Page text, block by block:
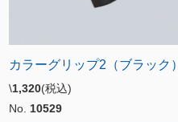
カラーグリップ2（ブラック）
\1,320(税込)
No. 10529